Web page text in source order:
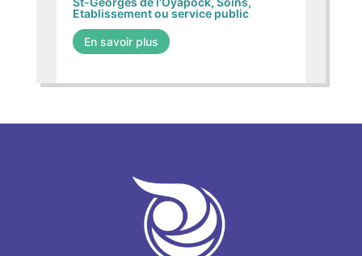
Etablissement ou service public
En savoir plus